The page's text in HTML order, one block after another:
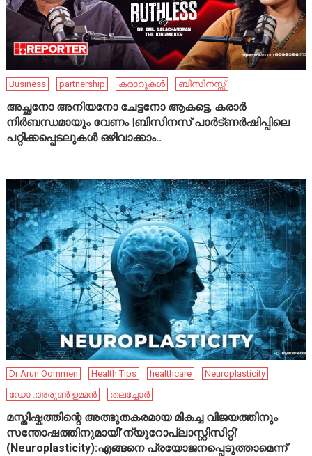
Business partnership കരാറുകൾ ബിസിനസ്സ്
അച്ഛനോ അനിയനോ ചേട്ടനോ ആകട്ടെ, കരാർ
നിർബന്ധമായും വേണം |ബിസിനസ് പാർട്ണർഷിപ്പിലെ
പറ്റിക്കപ്പെടലുകൾ ഒഴിവാക്കാം..
Dr Arun Oommen Health Tips healthcare
Neuroplasticity
ഡോ .അരുൺ ഉമ്മൻ
തലച്ചോർ
മസ്തിഷ്കത്തിന്റെ അത്ഭുതകരമായ മികച്ച വിജയത്തിനും
സന്തോഷത്തിനുമായി’ന്യൂറോപ്ലാസ്റ്റിസിറ്റി’
(Neuroplasticity):എങ്ങനെ പ്രയോജനപ്പെടുത്താമെന്ന്